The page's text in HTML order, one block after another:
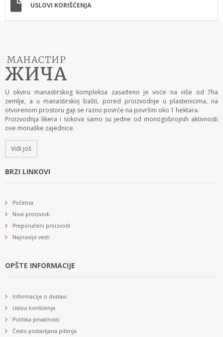
USLOVI KORIŠĆENJA
U okviru manastirskog kompleksa zasađeno je voće na više od 7ha
zemlje, a u manastirskoj bašti, pored proizvodnje u plastenicima, na
otvorenom prostoru gaji se razno povrće na površini oko 1 hektara.
Proizvodnja likera i sokova samo su jedne od monogobrojnih aktivnosti
ove monaške zajednice.
Vidi još
BRZI LINKOVI
Početna
Novi proizvodi
Preporučeni proizvodi
Najnovije vesti
OPŠTE INFORMACIJE
Informacije o dostavi
Uslovi korišćenja
Politika privatnosti
Često postavljana pitanja